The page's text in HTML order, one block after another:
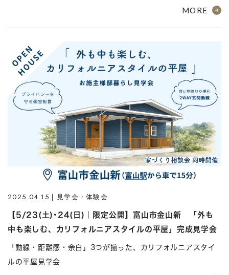
MORE
2025.04.15 | 見学会・体験会
【5/23(土)･24(日)｜限定公開】富山市金山新 「外も
中も楽しむ、カリフォルニアスタイルの平屋」完成見学会
「動線・距離感・余白」3つが揃った、カリフォルニアスタイ
ルの平屋見学会